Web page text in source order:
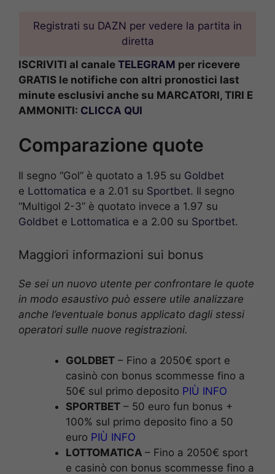
Registrati su DAZN per vedere la partita in
diretta
ISCRIVITI al canale TELEGRAM per ricevere
GRATIS le notifiche con altri pronostici last
minute esclusivi anche su MARCATORI, TIRI E
AMMONITI: CLICCA QUI
Comparazione quote
Il segno “Gol” è quotato a 1.95 su Goldbet
e Lottomatica e a 2.01 su Sportbet. Il segno
“Multigol 2-3” è quotato invece a 1.97 su
Goldbet e Lottomatica e a 2.00 su Sportbet.
Maggiori informazioni sui bonus
Se sei un nuovo utente per confrontare le quote
in modo esaustivo può essere utile analizzare
anche l’eventuale bonus applicato dagli stessi
operatori sulle nuove registrazioni.
GOLDBET– Fino a 2050€ sport e
casinò con bonus scommesse fino a
50€ sul primo deposito PIÙ INFO
SPORTBET– 50 euro fun bonus +
100% sul primo deposito fino a 50
euro PIÙ INFO
LOTTOMATICA – Fino a 2050€ sport
e casinò con bonus scommesse fino a